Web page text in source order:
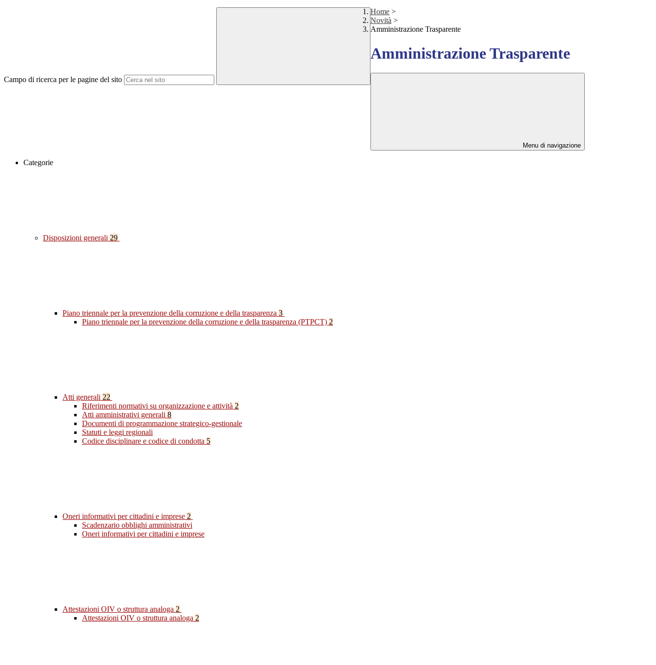
Campo di ricerca per le pagine del sito
Home >
Novità >
Amministrazione Trasparente
Amministrazione Trasparente
Menu di navigazione
Categorie
Disposizioni generali 29
Piano triennale per la prevenzione della corruzione e della trasparenza 3
Piano triennale per la prevenzione della corruzione e della trasparenza (PTPCT) 2
Atti generali 22
Riferimenti normativi su organizzazione e attività 2
Atti amministrativi generali 8
Documenti di programmazione strategico-gestionale
Statuti e leggi regionali
Codice disciplinare e codice di condotta 5
Oneri informativi per cittadini e imprese 2
Scadenzario obblighi amministrativi
Oneri informativi per cittadini e imprese
Attestazioni OIV o struttura analoga 2
Attestazioni OIV o struttura analoga 2